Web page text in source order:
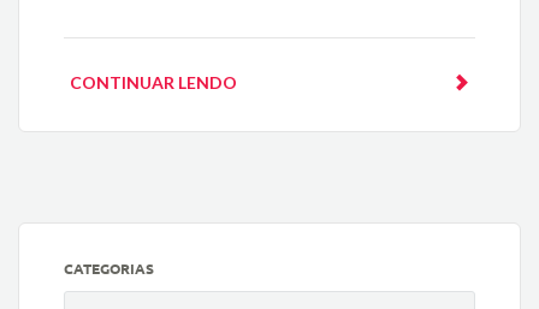
CONTINUAR LENDO
CATEGORIAS